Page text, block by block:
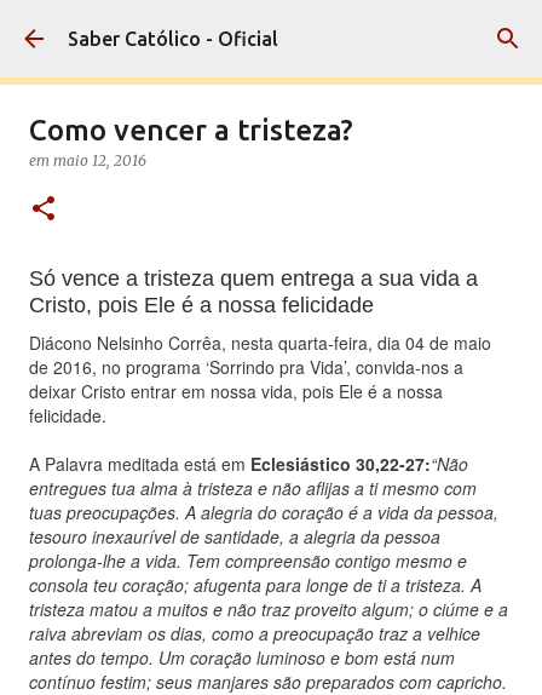
Pular para o conteúdo principal
Saber Católico - Oficial
Como vencer a tristeza?
em maio 12, 2016
Só vence a tristeza quem entrega a sua vida a
Cristo, pois Ele é a nossa felicidade
Diácono Nelsinho Corrêa, nesta quarta-feira, dia 04 de maio
de 2016, no programa ‘Sorrindo pra Vida’, convida-nos a
deixar Cristo entrar em nossa vida, pois Ele é a nossa
felicidade.
A Palavra meditada está em Eclesiástico 30,22-27:“Não
entregues tua alma à tristeza e não aflijas a ti mesmo com
tuas preocupações. A alegria do coração é a vida da pessoa,
tesouro inexaurível de santidade, a alegria da pessoa
prolonga-lhe a vida. Tem compreensão contigo mesmo e
consola teu coração; afugenta para longe de ti a tristeza. A
tristeza matou a muitos e não traz proveito algum; o ciúme e a
raiva abreviam os dias, como a preocupação traz a velhice
antes do tempo. Um coração luminoso e bom está num
contínuo festim; seus manjares são preparados com capricho.